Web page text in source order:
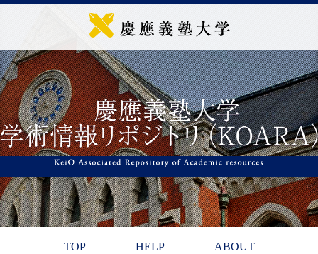
TOP HELP ABOUT